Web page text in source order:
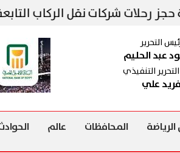
شركات نقل الركاب التابعة لها
التحرير
عبد الحليم
التنفيذي
فريد علي
المحافظات عالم